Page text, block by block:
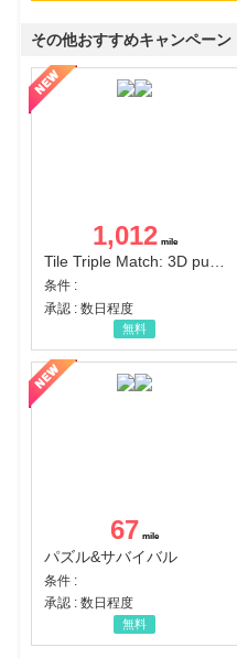
その他おすすめキャンペーン
1,012
Tile Triple Match: 3D puzzle
条件 :
承認 : 数日程度
無料
67
パズル&サバイバル
条件 :
承認 : 数日程度
無料